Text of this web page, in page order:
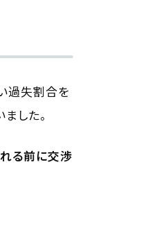
過失割合を
した。
る前に交渉